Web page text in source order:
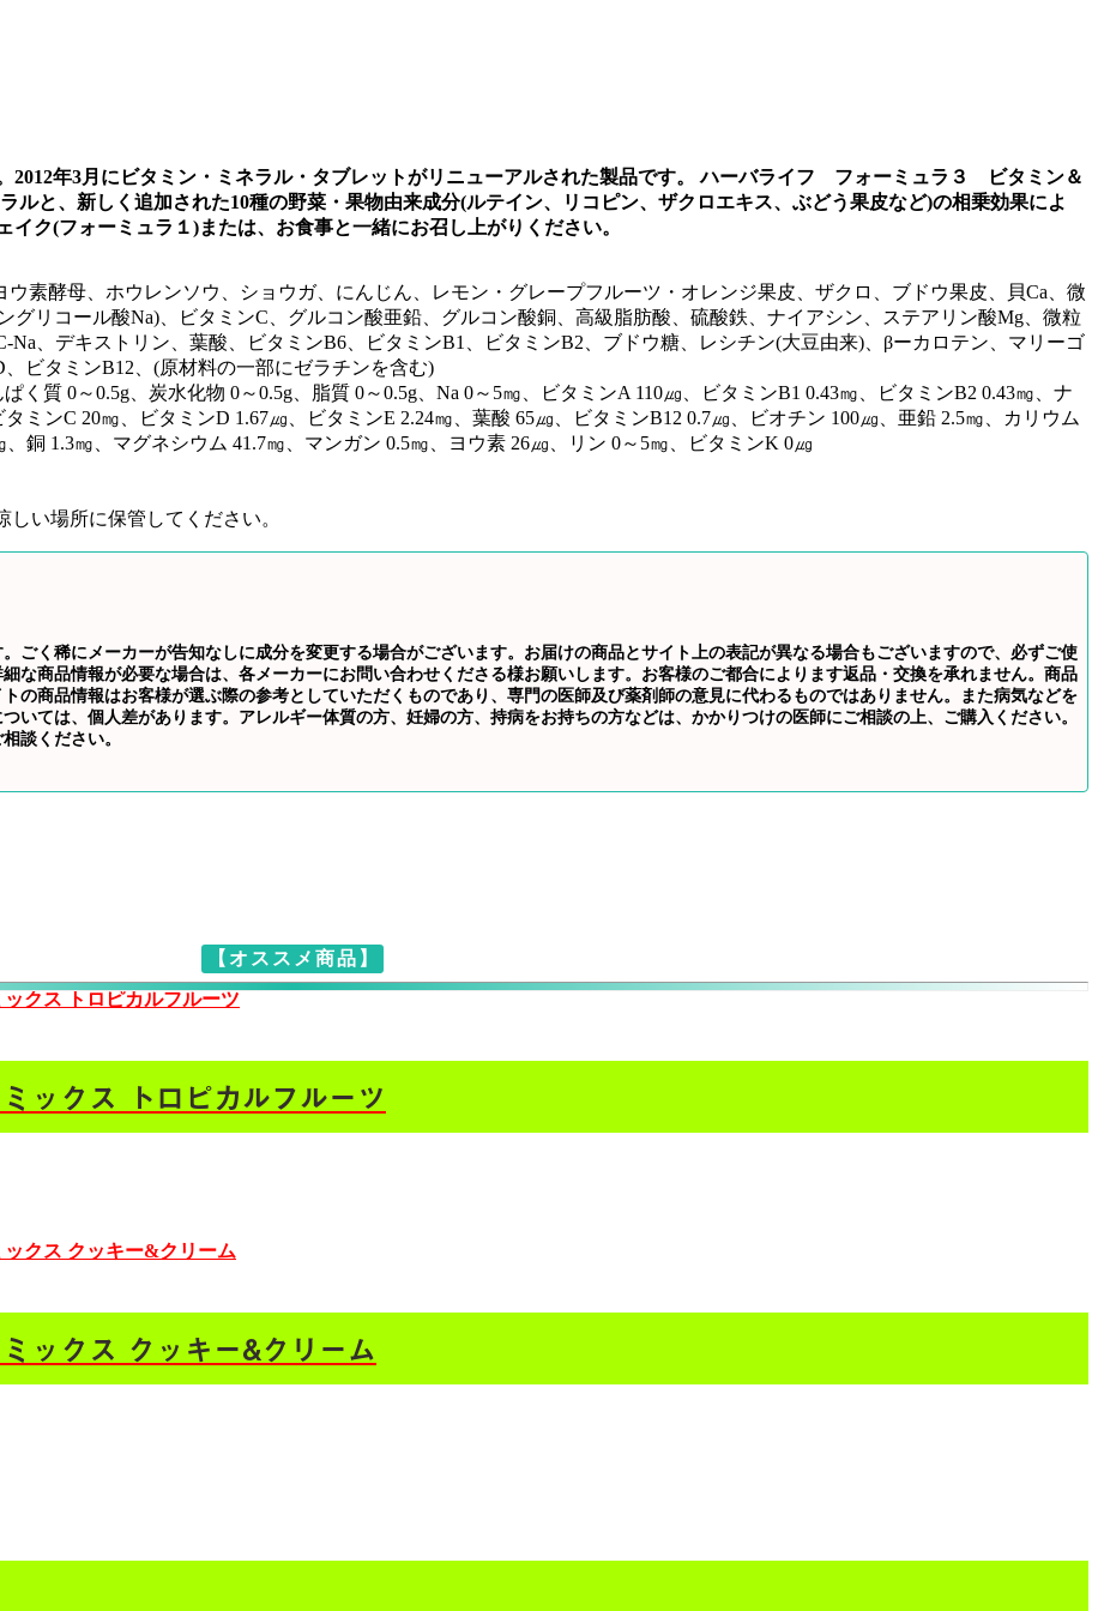
2012年3月にビタミン・ミネラル・タブレットがリニューアルされた製品です。 ハーバライフ フォーミュラ３ ビタミン＆
ルと、新しく追加された10種の野菜・果物由来成分(ルテイン、リコピン、ザクロエキス、ぶどう果皮など)の相乗効果によ
ク(フォーミュラ１)または、お食事と一緒にお召し上がりください。
素酵母、ホウレンソウ、ショウガ、にんじん、レモン・グレープフルーツ・オレンジ果皮、ザクロ、ブドウ果皮、貝Ca、微
リコール酸Na)、ビタミンC、グルコン酸亜鉛、グルコン酸銅、高級脂肪酸、硫酸鉄、ナイアシン、ステアリン酸Mg、微粒
Na、デキストリン、葉酸、ビタミンB6、ビタミンB1、ビタミンB2、ブドウ糖、レシチン(大豆由来)、βーカロテン、マリーゴ
ビタミンB12、(原材料の一部にゼラチンを含む)
く質 0～0.5g、炭水化物 0～0.5g、脂質 0～0.5g、Na 0～5㎎、ビタミンA 110㎍、ビタミンB1 0.43㎎、ビタミンB2 0.43㎎、ナ
ミンC 20㎎、ビタミンD 1.67㎍、ビタミンE 2.24㎎、葉酸 65㎍、ビタミンB12 0.7㎍、ビオチン 100㎍、亜鉛 2.5㎎、カリウム
銅 1.3㎎、マグネシウム 41.7㎎、マンガン 0.5㎎、ヨウ素 26㎍、リン 0～5㎎、ビタミンK 0㎍
い場所に保管してください。
ごく稀にメーカーが告知なしに成分を変更する場合がございます。お届けの商品とサイト上の表記が異なる場合もございますので、必ずご使
な商品情報が必要な場合は、各メーカーにお問い合わせくださる様お願いします。お客様のご都合によります返品・交換を承れません。商品
の商品情報はお客様が選ぶ際の参考としていただくものであり、専門の医師及び薬剤師の意見に代わるものではありません。また病気などを
いては、個人差があります。アレルギー体質の方、妊婦の方、持病をお持ちの方などは、かかりつけの医師にご相談の上、ご購入ください。
談ください。
【オススメ商品】
ックス トロピカルフルーツ
ックス クッキー&クリーム